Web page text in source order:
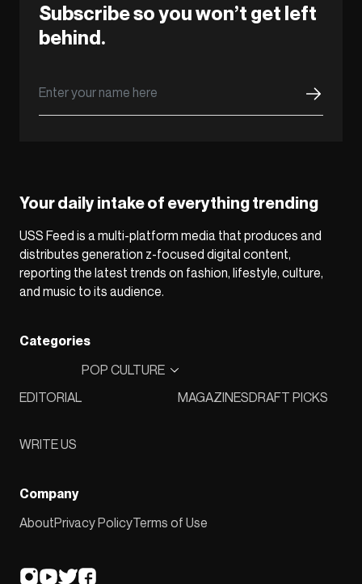
Subscribe so you won’t get left
behind.
Your daily intake of everything trending
USS Feed is a multi-platform media that produces and
distributes generation z-focused digital content,
reporting the latest trends on fashion, lifestyle, culture,
and music to its audience.
Categories
EDITORIAL
POP CULTURE
MAGAZINESDRAFT PICKS
WRITE US
Company
AboutPrivacy PolicyTerms of Use